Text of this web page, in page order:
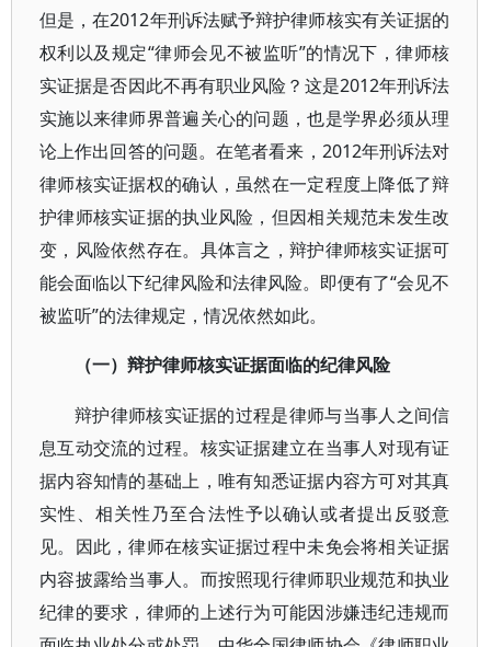
但是，在2012年刑诉法赋予辩护律师核实有关证据的
权利以及规定“律师会见不被监听”的情况下，律师核
实证据是否因此不再有职业风险？这是2012年刑诉法
实施以来律师界普遍关心的问题，也是学界必须从理
论上作出回答的问题。在笔者看来，2012年刑诉法对
律师核实证据权的确认，虽然在一定程度上降低了辩
护律师核实证据的执业风险，但因相关规范未发生改
变，风险依然存在。具体言之，辩护律师核实证据可
能会面临以下纪律风险和法律风险。即便有了“会见不
被监听”的法律规定，情况依然如此。
（一）辩护律师核实证据面临的纪律风险
辩护律师核实证据的过程是律师与当事人之间信
息互动交流的过程。核实证据建立在当事人对现有证
据内容知情的基础上，唯有知悉证据内容方可对其真
实性、相关性乃至合法性予以确认或者提出反驳意
见。因此，律师在核实证据过程中未免会将相关证据
内容披露给当事人。而按照现行律师职业规范和执业
纪律的要求，律师的上述行为可能因涉嫌违纪违规而